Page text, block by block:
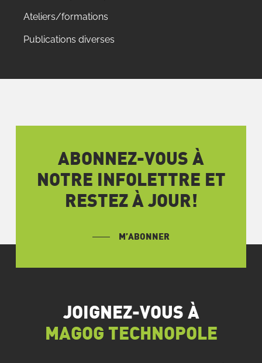
Ateliers/formations
Publications diverses
ABONNEZ-VOUS À
NOTRE INFOLETTRE ET
RESTEZ À JOUR!
M’ABONNER
JOIGNEZ-VOUS À
MAGOG TECHNOPOLE